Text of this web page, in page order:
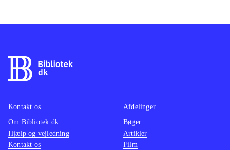
Kontakt os
Om Bibliotek.dk
Hjælp og vejledning
Kontakt os
Afdelinger
Bøger
Artikler
Film